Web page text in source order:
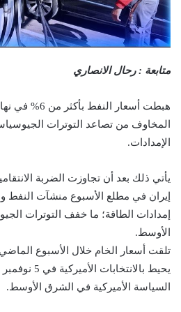
متابعة : رحال الانصاري
هبطت أسعار
المخاوف من تصاعد التوترات
الإمدادات.
يأتي ذلك بعد أن تجاوزت الضربة
إيران في مطلع الأسبوع منشآت النفط
إمدادات الطاقة؛ ما خفف التوترات
الأوسط.
تلقت أسعار الخام خلال الأسبوع
يحيط
السياسة الأميركية في الشرق الأوسط.